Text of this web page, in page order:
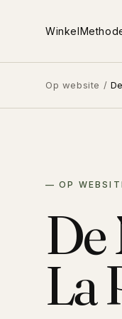
contentWinkel
Op website /
— OP
De
La